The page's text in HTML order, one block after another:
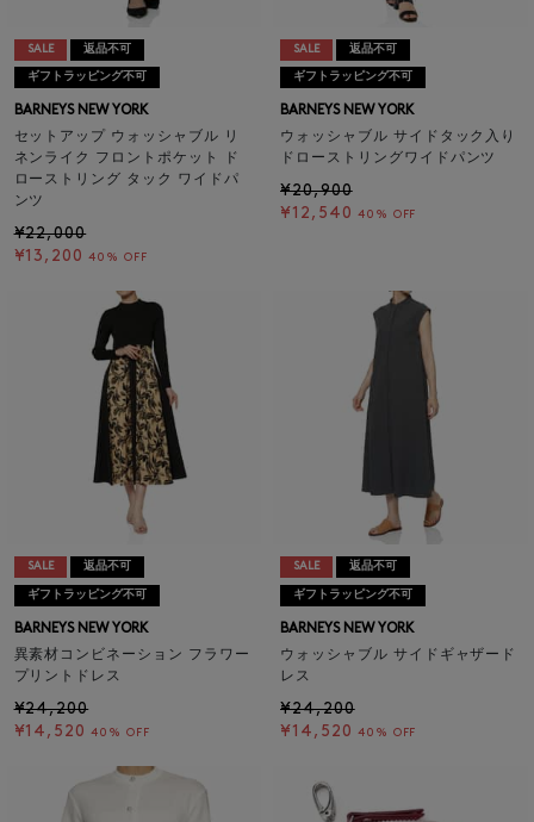
SALE 返品不可
ギフトラッピング不可
BARNEYS NEW YORK
セットアップ ウォッシャブル リ
ネンライク フロントポケット ド
ローストリング タック ワイドパ
ンツ
¥22,000
¥13,200 40% OFF
SALE 返品不可
ギフトラッピング不可
BARNEYS NEW YORK
ウォッシャブル サイドタック入り
ドローストリングワイドパンツ
¥20,900
¥12,540 40% OFF
SALE 返品不可
ギフトラッピング不可
BARNEYS NEW YORK
異素材コンビネーション フラワー
プリントドレス
¥24,200
¥14,520 40% OFF
SALE 返品不可
ギフトラッピング不可
BARNEYS NEW YORK
ウォッシャブル サイドギャザード
レス
¥24,200
¥14,520 40% OFF